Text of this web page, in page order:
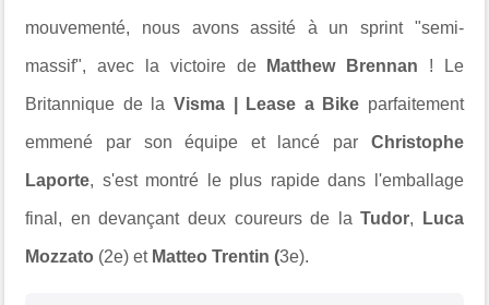
mouvementé, nous avons assité à un sprint "semi-
massif", avec la victoire de Matthew Brennan ! Le
Britannique de la Visma | Lease a Bike parfaitement
emmené par son équipe et lancé par Christophe
Laporte, s'est montré le plus rapide dans l'emballage
final, en devançant deux coureurs de laTudor, Luca
Mozzato (2e) et Matteo Trentin (3e).